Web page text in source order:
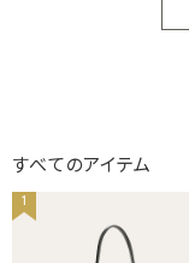
すべてのアイテム
1